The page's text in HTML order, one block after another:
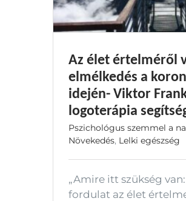
Az élet értelméről
elmélkedés a
idején- Viktor
logoterápia
Pszichológus szemmel a
Növekedés, Lelki egészség
„Amire itt szükség
fordulat az élet